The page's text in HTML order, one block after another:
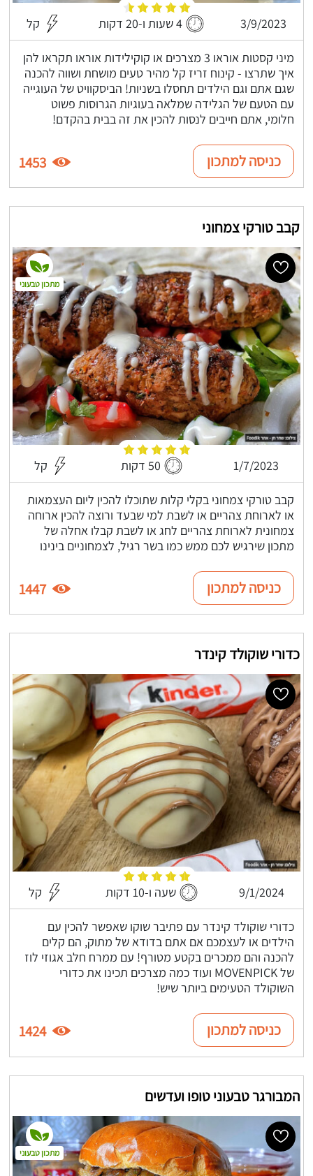
3/9/2023 4 שעות ו-20 דקות קל
מיני קסטות אוראו 3 מצרכים או קוקילידות אוראו תקראו להן
איך שתרצו - קינוח זריז קל מהיר טעים מושחת ושווה להכנה
שגם אתם וגם הילדים תחסלו בשניות! הביסקוויט של העוגייה
עם הטעם של הגלידה שמלאה בעוגיות הגרוסות פשוט
חלומי, אתם חייבים לנסות להכין את זה בבית בהקדם!
כניסה למתכון 1453
קבב טורקי צמחוני
1/7/2023 50 דקות קל
קבב טורקי צמחוני בקלי קלות שתוכלו להכין ליום העצמאות
או לארוחת צהריים או לשבת למי שבעד ורוצה להכין ארוחה
צמחונית לארוחת צהריים לחג או לשבת קבלו אחלה של
מתכון שירגיש לכם ממש כמו בשר רגיל, לצמחוניים בינינו
מתכון טבעוני
כניסה למתכון 1447
כדורי שוקולד קינדר
9/1/2024 שעה ו-10 דקות קל
כדורי שוקולד קינדר עם פתיבר שוקו שאפשר להכין עם
הילדים או לעצמכם אם אתם בדודא של מתוק, הם קלים
להכנה והם ממכרים בקטע מטורף! עם ממרח חלב אגוזי לוז
של MOVENPICK ועוד כמה מצרכים תכינו את כדורי
השוקולד הטעימים ביותר שיש!
כניסה למתכון 1424
המבורגר טבעוני טופו ועדשים
מתכון טבעוני